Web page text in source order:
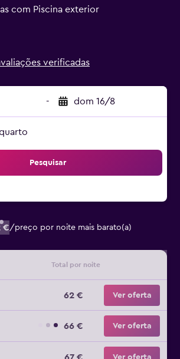
com Piscina exterior
verificadas
- dom 16/8
Pesquisar
€/preço por noite mais barato(a)
Total por noite
62 € Ver oferta
66 € Ver oferta
Ver oferta